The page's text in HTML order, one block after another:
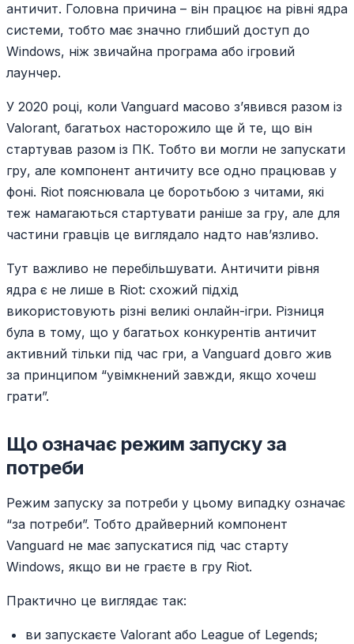
античит. Головна причина – він працює на рівні ядра
системи, тобто має значно глибший доступ до
Windows, ніж звичайна програма або ігровий
лаунчер.
У 2020 році, коли Vanguard масово з’явився разом із
Valorant, багатьох насторожило ще й те, що він
стартував разом із ПК. Тобто ви могли не запускати
гру, але компонент античиту все одно працював у
фоні. Riot пояснювала це боротьбою з читами, які
теж намагаються стартувати раніше за гру, але для
частини гравців це виглядало надто нав’язливо.
Тут важливо не перебільшувати. Античити рівня
ядра є не лише в Riot: схожий підхід
використовують різні великі онлайн-ігри. Різниця
була в тому, що у багатьох конкурентів античит
активний тільки під час гри, а Vanguard довго жив
за принципом “увімкнений завжди, якщо хочеш
грати”.
Що означає режим запуску за
потреби
Режим запуску за потреби у цьому випадку означає
“за потреби”. Тобто драйверний компонент
Vanguard не має запускатися під час старту
Windows, якщо ви не граєте в гру Riot.
Практично це виглядає так:
ви запускаєте Valorant або League of Legends;